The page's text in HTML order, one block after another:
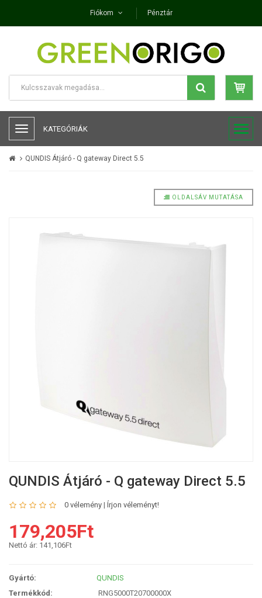
Fiókom Pénztár
KATEGÓRIÁK
QUNDIS Átjáró - Q gateway Direct 5.5
OLDALSÁV MUTATÁSA
QUNDIS Átjáró - Q gateway Direct 5.5
0 vélemény | Írjon véleményt!
179,205Ft
Nettó ár: 141,106Ft
Gyártó:
QUNDIS
Termékkód:
RNG5000T20700000X